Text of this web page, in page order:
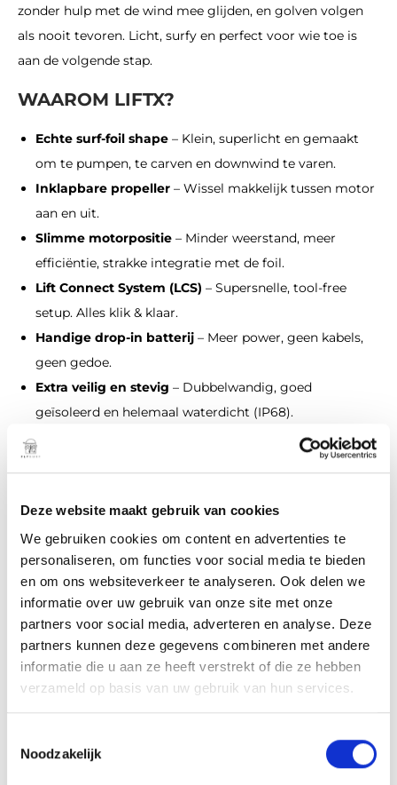
Deze website maakt gebruik van cookies
We gebruiken cookies om content en advertenties te
personaliseren, om functies voor social media te bieden
en om ons websiteverkeer te analyseren. Ook delen we
informatie over uw gebruik van onze site met onze
partners voor social media, adverteren en analyse. Deze
partners kunnen deze gegevens combineren met andere
informatie die u aan ze heeft verstrekt of die ze hebben
verzameld op basis van uw gebruik van hun services.
Noodzakelijk
zonder hulp met de wind mee glijden, en golven volgen
als nooit tevoren. Licht, surfy en perfect voor wie toe is
aan de volgende stap.
WAAROM LIFTX?
Echte surf-foil shape – Klein, superlicht en gemaakt
om te pumpen, te carven en downwind te varen.
Inklapbare propeller – Wissel makkelijk tussen motor
aan en uit.
Slimme motorpositie – Minder weerstand, meer
efficiëntie, strakke integratie met de foil.
Lift Connect System (LCS) – Supersnelle, tool-free
setup. Alles klik & klaar.
Handige drop-in batterij – Meer power, geen kabels,
geen gedoe.
Extra veilig en stevig – Dubbelwandig, goed
geïsoleerd en helemaal waterdicht (IP68).
– Voor een rustige, relaxte ride zonder
herrie.
WELKE LIFTX PAST BIJ JOU?
LIFTX 4’3
Voor gevorderde surfers die houden van snelheid en
directe controle. Klein, wendbaar en gemaakt voor snelle
bochten en vloeiend schakelen tussen met en zonder
motor. Voelt aan als een prone surf foil, maar dan met
power.
Een fijne allrounder. Iets langer en stabieler, maar nog